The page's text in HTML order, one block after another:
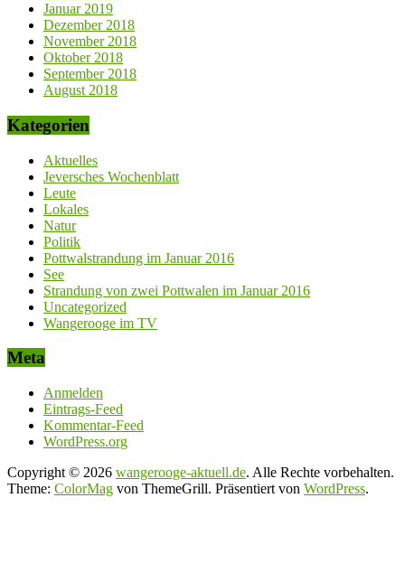
Januar 2019
Dezember 2018
November 2018
Oktober 2018
September 2018
August 2018
Kategorien
Aktuelles
Jeversches Wochenblatt
Leute
Lokales
Natur
Politik
Pottwalstrandung im Januar 2016
See
Strandung von zwei Pottwalen im Januar 2016
Uncategorized
Wangerooge im TV
Meta
Anmelden
Eintrags-Feed
Kommentar-Feed
WordPress.org
Copyright © 2026 wangerooge-aktuell.de. Alle Rechte vorbehalten.
Theme: ColorMag von ThemeGrill. Präsentiert von WordPress.